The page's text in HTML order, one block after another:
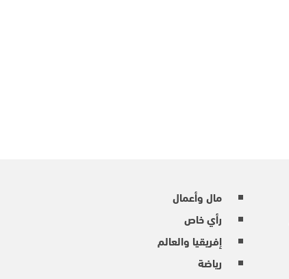
مال وأعمال
رأي خاص
إفريقيا والعالم
رياضة